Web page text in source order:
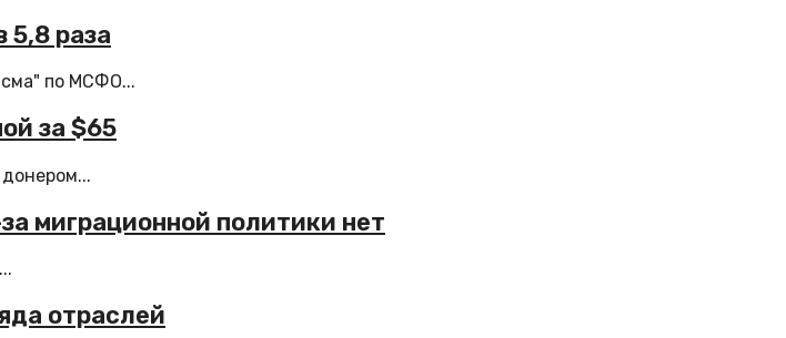
раза
по МСФО...
за $65
миграционной политики нет
отраслей